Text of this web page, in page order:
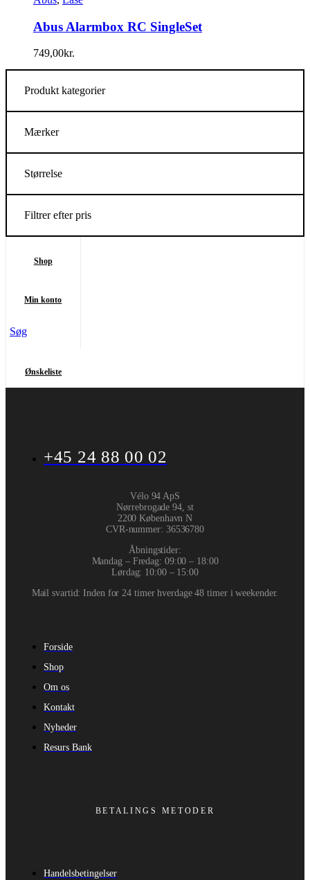
Abus Alarmbox RC SingleSet
749,00kr.
Produkt kategorier
Mærker
Størrelse
Filtrer efter pris
Shop
Min konto
Søg
Ønskeliste
+45 24 88 00 02
Vélo 94 ApS
Nørrebrogade 94, st
2200 København N
CVR-nummer: 36536780
Åbningstider:
Mandag – Fredag: 09:00 – 18:00
Lørdag: 10:00 – 15:00
Mail svartid: Inden for 24 timer hverdage 48 timer i weekender.
Forside
Shop
Om os
Kontakt
Nyheder
Resurs Bank
BETALINGS METODER
Handelsbetingelser